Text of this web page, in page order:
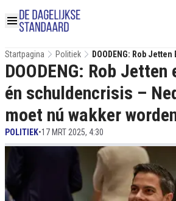
Startpagina Politiek
DOODENG: Rob
Schuldencrisis –
Worden!
DOODENG: Rob
én schuldencrisis –
moet nú wakker
POLITIEK•17 MRT 2025, 4:30